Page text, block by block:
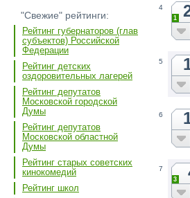
"Свежие" рейтинги:
Рейтинг губернаторов (глав
субъектов) Российской
Федерации
Рейтинг детских
оздоровительных лагерей
Рейтинг депутатов
Московской городской
Думы
Рейтинг депутатов
Московской областной
Думы
Рейтинг старых советских
кинокомедий
Рейтинг школ
4
1
5
6
7
3